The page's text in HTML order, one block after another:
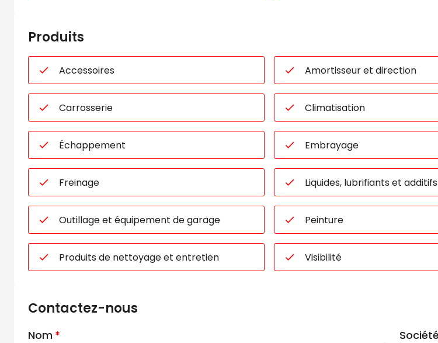
Produits
Accessoires Amortisseur et direction
Carrosserie Climatisation
Échappement Embrayage
Freinage Liquides, lubrifiants et additifs
Outillage et équipement de garage Peinture
Produits de nettoyage et entretien Visibilité
Contactez-nous
Nom Société